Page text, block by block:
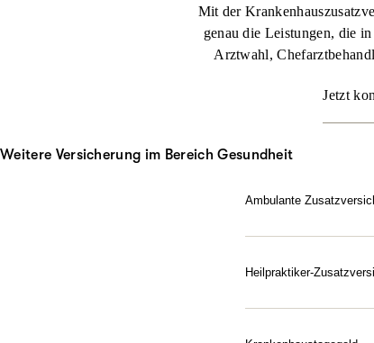
Mit der
genau die Leistungen, die
Arztwahl,
Jetzt
Weitere Versicherung im Bereich Gesundheit
Ambulante
Heilpraktiker-
alternativen